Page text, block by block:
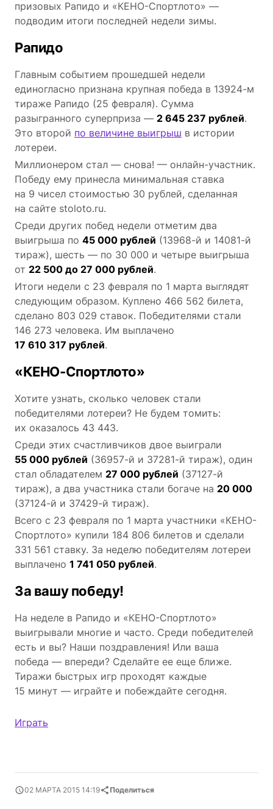
призовых Рапидо и «КЕНО-Спортлото» —
подводим итоги последней недели зимы.
Рапидо
Главным событием прошедшей недели
единогласно признана крупная победа в 13924-м
тираже Рапидо (25 февраля). Сумма
разыгранного суперприза — 2 645 237 рублей.
Это второй по величине выигрыш в истории
лотереи.
Миллионером стал — снова! — онлайн-участник.
Победу ему принесла минимальная ставка
на 9 чисел стоимостью 30 рублей, сделанная
на сайте stoloto.ru.
Среди других побед недели отметим два
выигрыша по 45 000 рублей (13968-й и 14081-й
тираж), шесть — по 30 000 и четыре выигрыша
от 22 500 до 27 000 рублей.
Итоги недели с 23 февраля по 1 марта выглядят
следующим образом. Куплено 466 562 билета,
сделано 803 029 ставок. Победителями стали
146 273 человека. Им выплачено
17 610 317 рублей.
«КЕНО-Спортлото»
Хотите узнать, сколько человек стали
победителями лотереи? Не будем томить:
их оказалось 43 443.
Среди этих счастливчиков двое выиграли
55 000 рублей (36957-й и 37281-й тираж), один
стал обладателем 27 000 рублей (37127-й
тираж), а два участника стали богаче на 20 000
(37124-й и 37429-й тираж).
Всего с 23 февраля по 1 марта участники «КЕНО-
Спортлото» купили 184 806 билетов и сделали
331 561 ставку. За неделю победителям лотереи
выплачено 1 741 050 рублей.
За вашу победу!
На неделе в Рапидо и «КЕНО-Спортлото»
выигрывали многие и часто. Среди победителей
есть и вы? Наши поздравления! Или ваша
победа — впереди? Сделайте ее еще ближе.
Тиражи быстрых игр проходят каждые
15 минут — играйте и побеждайте сегодня.
Играть
02 МАРТА 2015 14:19 Поделиться